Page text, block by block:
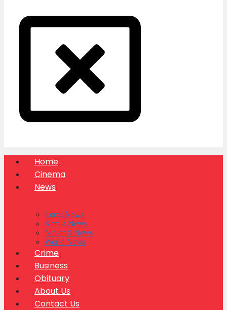
Home
Cinema
News
Local News
Kerala News
National News
World News
Crime
Business
Obituary
About Us
Contact Us